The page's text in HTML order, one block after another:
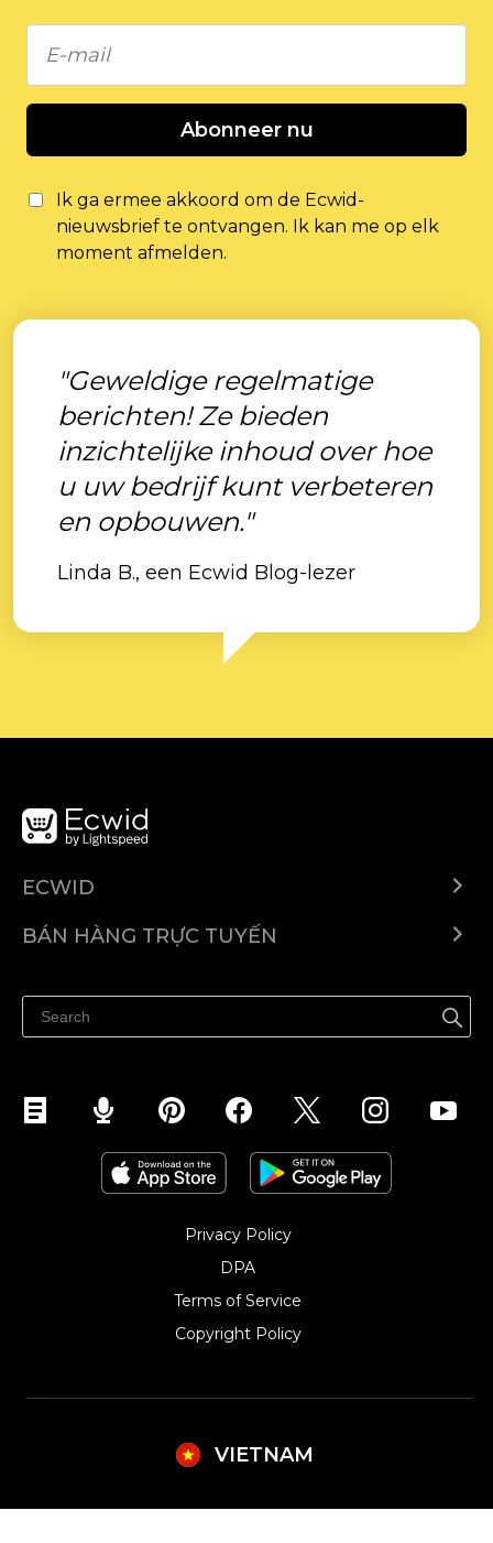
Abonneer nu
Ik ga ermee akkoord om de Ecwid-
nieuwsbrief te ontvangen. Ik kan me op elk
moment afmelden.
"Geweldige regelmatige
berichten! Ze bieden
inzichtelijke inhoud over hoe
u uw bedrijf kunt verbeteren
en opbouwen."
Linda B., een Ecwid Blog-lezer
ECWID
Trung tâm trợ giúp
BÁN HÀNG TRỰC TUYẾN
Quảng bá ở bất cứ đâu
Kiểm soát mọi thứ
Privacy Policy
DPA
Terms of Service
Copyright Policy‎
VIETNAM